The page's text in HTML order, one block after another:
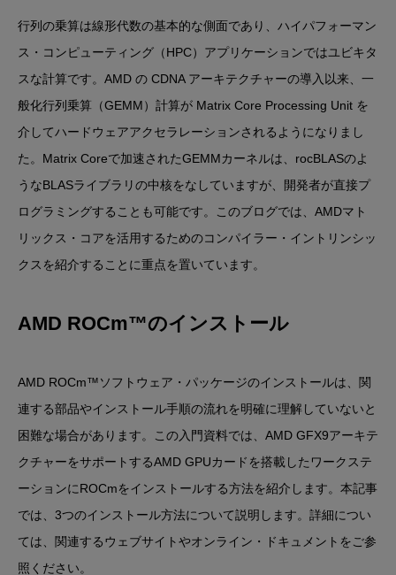
行列の乗算は線形代数の基本的な側面であり、ハイパフォーマン
ス・コンピューティング（HPC）アプリケーションではユビキタ
スな計算です。AMD の CDNA アーキテクチャーの導入以来、一
般化行列乗算（GEMM）計算が Matrix Core Processing Unit を
介してハードウェアアクセラレーションされるようになりまし
た。Matrix Coreで加速されたGEMMカーネルは、rocBLASのよ
うなBLASライブラリの中核をなしていますが、開発者が直接プ
ログラミングすることも可能です。このブログでは、AMDマト
リックス・コアを活用するためのコンパイラー・イントリンシッ
クスを紹介することに重点を置いています。
AMD ROCm™のインストール
AMD ROCm™ソフトウェア・パッケージのインストールは、関
連する部品やインストール手順の流れを明確に理解していないと
困難な場合があります。この入門資料では、AMD GFX9アーキテ
クチャーをサポートするAMD GPUカードを搭載したワークステ
ーションにROCmをインストールする方法を紹介します。本記事
では、3つのインストール方法について説明します。詳細につい
ては、関連するウェブサイトやオンライン・ドキュメントをご参
照ください。